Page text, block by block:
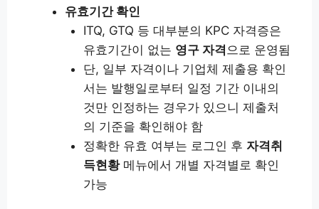
유효기간 확인
ITQ, GTQ 등 대부분의 KPC 자격증은
유효기간이 없는 영구 자격 으로 운영됨
단, 일부 자격이나 기업체 제출용 확인
서는 발행일로부터 일정 기간 이내의
것만 인정하는 경우가 있으니 제출처
의 기준을 확인해야 함
정확한 유효 여부는 로그인 후 자격취
득현황메뉴에서 개별 자격별로 확인
가능